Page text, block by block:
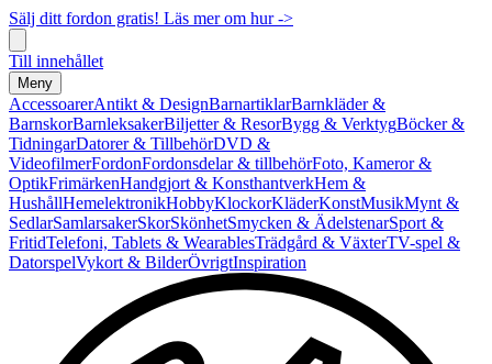
Sälj ditt fordon gratis! Läs mer om hur ->
Till innehållet
Meny
AccessoarerAntikt & DesignBarnartiklarBarnkläder &
BarnskorBarnleksakerBiljetter & ResorBygg & VerktygBöcker &
TidningarDatorer & TillbehörDVD &
VideofilmerFordonFordonsdelar & tillbehörFoto, Kameror &
OptikFrimärkenHandgjort & KonsthantverkHem &
HushållHemelektronikHobbyKlockorKläderKonstMusikMynt &
SedlarSamlarsakerSkorSkönhetSmycken & ÄdelstenarSport &
FritidTelefoni, Tablets & WearablesTrädgård & VäxterTV-spel &
DatorspelVykort & BilderÖvrigtInspiration